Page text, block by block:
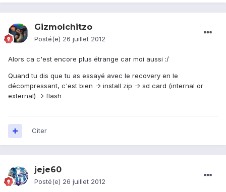
GizmoIchitzo
Posté(e) 26 juillet 2012
Alors ca c'est encore plus étrange car moi aussi :/
Quand tu dis que tu as essayé avec le recovery en le
décompressant, c'est bien -> install zip -> sd card (internal or
external) -> flash
Citer
jeje60
Posté(e) 26 juillet 2012